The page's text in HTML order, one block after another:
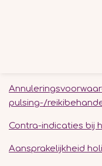
pulsing-/
Contra-indicaties bij
Aansprakelijkheid